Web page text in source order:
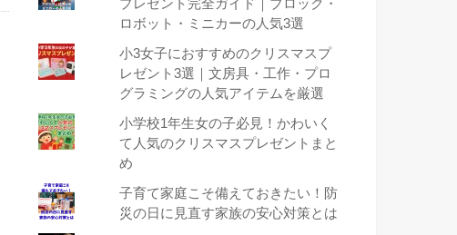
プレゼント完全ガイド｜ブロック・
ロボット・ミニカーの人気3選
小3女子におすすめのクリスマスプ
レゼント3選｜文房具・工作・プロ
グラミングの人気アイテムを厳選
小学校1年生女の子必見！かわいく
て人気のクリスマスプレゼントまと
め
子育て家庭こそ備えておきたい！防
災の日に見直す家族の安心対策とは